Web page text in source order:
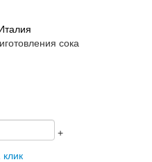
сока
+
клик